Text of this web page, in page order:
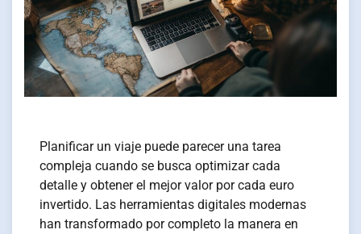
Planificar un viaje puede parecer una tarea
compleja cuando se busca optimizar cada
detalle y obtener el mejor valor por cada euro
invertido. Las herramientas digitales modernas
han transformado por completo la manera en